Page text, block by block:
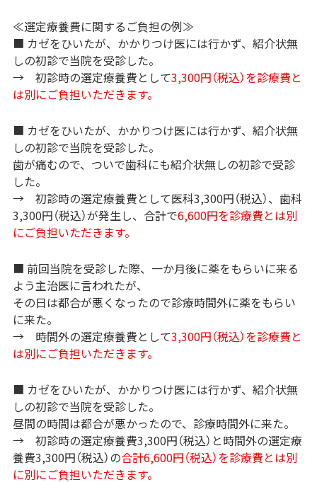
≪選定療養費に関するご負担の例≫
■ カゼをひいたが、かかりつけ医には行かず、紹介状無
しの初診で当院を受診した。
→ 初診時の選定療養費として3,300円（税込）を診療費と
は別にご負担いただきます。
■ カゼをひいたが、かかりつけ医には行かず、紹介状無
しの初診で当院を受診した。
歯が痛むので、ついで歯科にも紹介状無しの初診で受診
した。
→ 初診時の選定療養費として医科3,300円（税込）、歯科
3,300円（税込）が発生し、合計で6,600円を診療費とは別
にご負担いただきます。
■ 前回当院を受診した際、一か月後に薬をもらいに来る
よう主治医に言われたが、
その日は都合が悪くなったので診療時間外に薬をもらい
に来た。
→ 時間外の選定療養費として3,300円（税込）を診療費と
は別にご負担いただきます。
■ カゼをひいたが、かかりつけ医には行かず、紹介状無
しの初診で当院を受診した。
昼間の時間は都合が悪かったので、診療時間外に来た。
→ 初診時の選定療養費3,300円（税込）と時間外の選定療
養費3,300円（税込）の合計6,600円（税込）を診療費とは別
に別にご負担いただきます。